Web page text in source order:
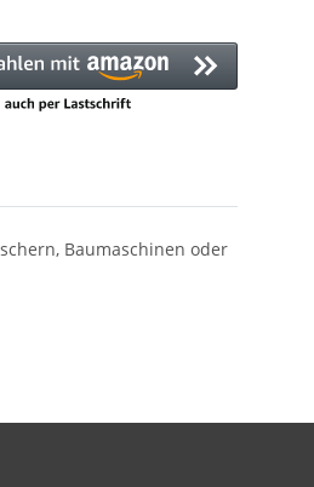
Baumaschinen oder